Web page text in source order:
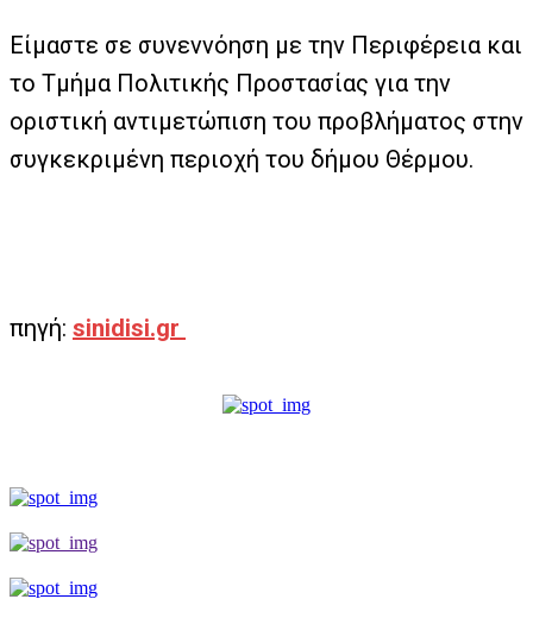
Είμαστε σε συνεννόηση με την Περιφέρεια και
το Τμήμα Πολιτικής Προστασίας για την
οριστική αντιμετώπιση του προβλήματος στην
συγκεκριμένη περιοχή του δήμου Θέρμου.
πηγή: sinidisi.gr